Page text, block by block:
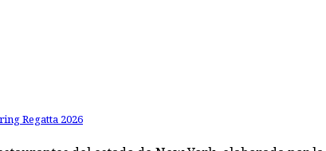
Regatta 2026